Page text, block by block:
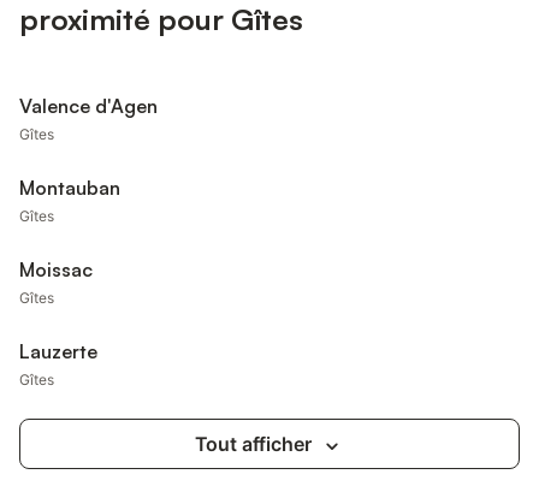
proximité pour Gîtes
Valence d'Agen
Gîtes
Montauban
Gîtes
Moissac
Gîtes
Lauzerte
Gîtes
Tout afficher